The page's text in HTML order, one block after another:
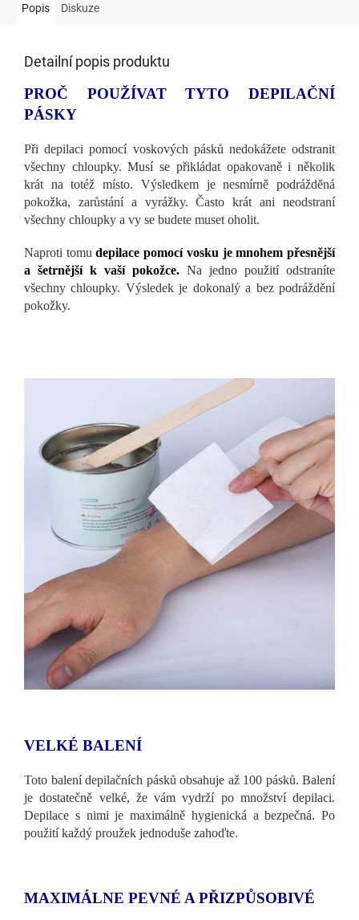
Popis Diskuze
Detailní popis produktu
PROČ POUŽÍVAT TYTO DEPILAČNÍ
PÁSKY
Při depilaci pomocí voskových pásků nedokážete odstranit
všechny chloupky. Musí se přikládat opakovaně i několik
krát na totéž místo. Výsledkem je nesmírně podrážděná
pokožka, zarůstání a vyrážky. Často krát ani neodstraní
všechny chloupky a vy se budete muset oholit.
Naproti tomudepilace pomocí vosku je mnohem přesnější
a šetrnější k vaší pokožce. Na jedno použití odstraníte
všechny chloupky. Výsledek je dokonalý a bez podráždění
pokožky.
VELKÉ BALENÍ
Toto balení depilačních pásků obsahuje až 100 pásků. Balení
je dostatečně velké, že vám vydrží po množství depilaci.
Depilace s nimi je maximálně hygienická a bezpečná. Po
použití každý proužek jednoduše zahoďte.
MAXIMÁLNE PEVNÉ A PŘIZPŮSOBIVÉ